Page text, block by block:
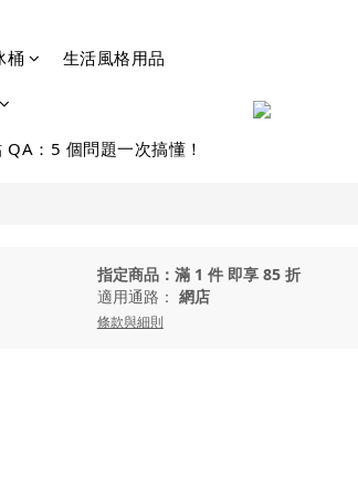
桶 生活風格用品
：5 個問題一次搞懂！
指定商品：滿 1 件 即享 85 折
適用通路： 網店
條款與細則